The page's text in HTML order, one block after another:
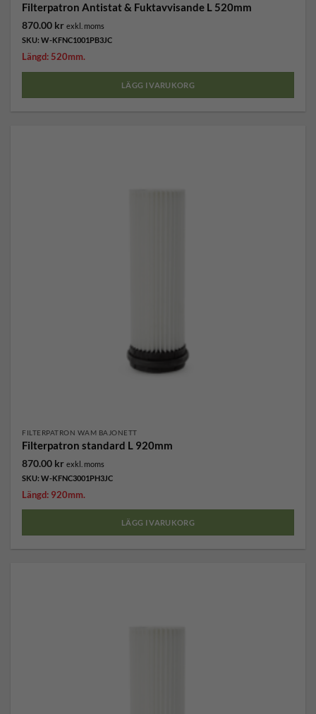
Filterpatron Antistat & Fuktavvisande L 520mm
870.00 kr exkl. moms
SKU: W-KFNC1001PB3JC
Längd: 520mm.
LÄGG I VARUKORG
FILTERPATRON WAM BAJONETT
Filterpatron standard L 920mm
870.00 kr exkl. moms
SKU: W-KFNC3001PH3JC
Längd: 920mm.
LÄGG I VARUKORG